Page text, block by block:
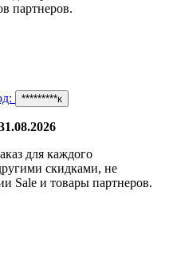
партнеров.
*********к
для каждого
скидками, не
Sale и товары партнеров.